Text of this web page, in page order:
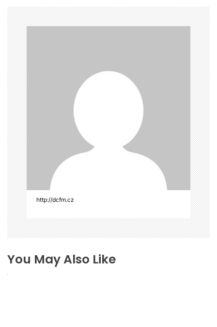
i
g
a
c
e
p
r
o
p
ř
í
s
p
ě
v
e
k http://dcfm.cz
You May Also Like